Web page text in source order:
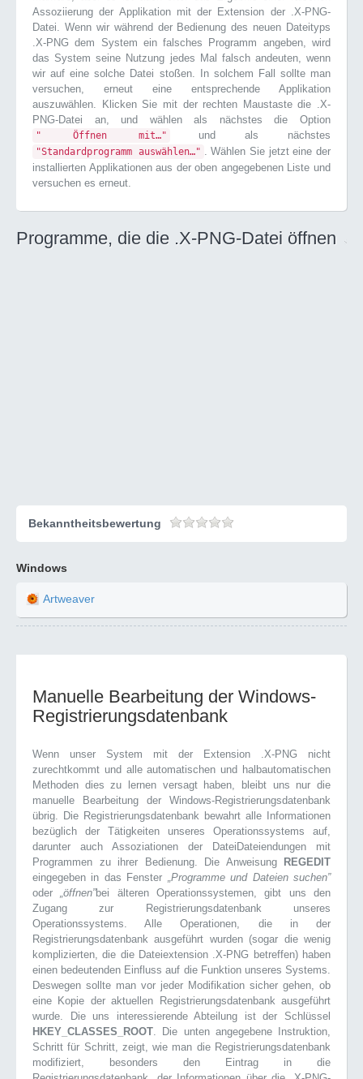
Assoziierung der Applikation mit der Extension der .X-PNG-
Datei. Wenn wir während der Bedienung des neuen Dateityps
.X-PNG dem System ein falsches Programm angeben, wird
das System seine Nutzung jedes Mal falsch andeuten, wenn
wir auf eine solche Datei stoßen. In solchem Fall sollte man
versuchen, erneut eine entsprechende Applikation
auszuwählen. Klicken Sie mit der rechten Maustaste die .X-
PNG-Datei an, und wählen als nächstes die Option
" Öffnen mit…" und als nächstes
"Standardprogramm auswählen…" . Wählen Sie jetzt eine der
installierten Applikationen aus der oben angegebenen Liste und
versuchen es erneut.
Programme, die die .X-PNG-Datei öffnen
Bekanntheitsbewertung
Windows
Artweaver
Manuelle Bearbeitung der Windows-
Registrierungsdatenbank
Wenn unser System mit der Extension .X-PNG nicht
zurechtkommt und alle automatischen und halbautomatischen
Methoden dies zu lernen versagt haben, bleibt uns nur die
manuelle Bearbeitung der Windows-Registrierungsdatenbank
übrig. Die Registrierungsdatenbank bewahrt alle Informationen
bezüglich der Tätigkeiten unseres Operationssystems auf,
darunter auch Assoziationen der DateiDateiendungen mit
Programmen zu ihrer Bedienung. Die Anweisung
REGEDIT
eingegeben in das Fenster „Programme und Dateien suchen”
oder„öffnen”bei älteren Operationssystemen, gibt uns den
Zugang zur Registrierungsdatenbank unseres
Operationssystems. Alle Operationen, die in der
Registrierungsdatenbank ausgeführt wurden (sogar die wenig
komplizierten, die die Dateiextension .X-PNG betreffen) haben
einen bedeutenden Einfluss auf die Funktion unseres Systems.
Deswegen sollte man vor jeder Modifikation sicher gehen, ob
eine Kopie der aktuellen Registrierungsdatenbank ausgeführt
wurde. Die uns interessierende Abteilung ist der Schlüssel
HKEY_CLASSES_ROOT. Die unten angegebene Instruktion,
Schritt für Schritt, zeigt, wie man die Registrierungsdatenbank
modifiziert, besonders den Eintrag in die